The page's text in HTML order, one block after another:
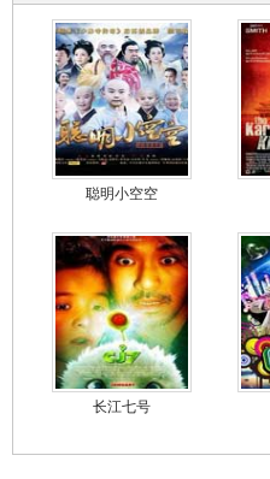
聪明小空空
长江七号